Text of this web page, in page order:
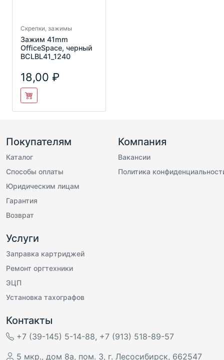
Скрепки, зажимы
Зажим 41mm
OfficeSpace, черный
BCLBL41_1240
18,00
Покупателям
Каталог
Способы оплаты
Юридическим лицам
Гарантия
Возврат
Компания
Вакансии
Политика
Услуги
Заправка картриджей
Ремонт оргтехники
ЭЦП
Установка тахографов
Контакты
+7 (39-145) 5-14-88, +7 (913) 518-89-57
5 мкр., дом 8а, пом. 3, г. Лесосибирск, 662547